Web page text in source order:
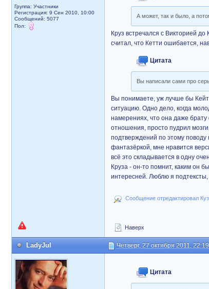
Группа: Участники
Регистрация: 9 Сен 2010, 10:00
Сообщений: 5077
Пол:
А может, так и было, а
Круз встречался с Викторией
считал, что Кетти ошибается,
Цитата
Вы написали сами про
Вы понимаете, уж лучше бы Кейт
ситуацию. Одно дело, когда
намерениях, что она даже брату
отношения, просто пудрил
подтверждений по этому поводу
фантазёркой, мне нравится
всё это складывается в одну
Круза - он-то помнит, каким он
интересней. Люблю я
Сообщение отредактировал
Наверх
LadyJul Четверг, 27 октября 2011,
Цитата